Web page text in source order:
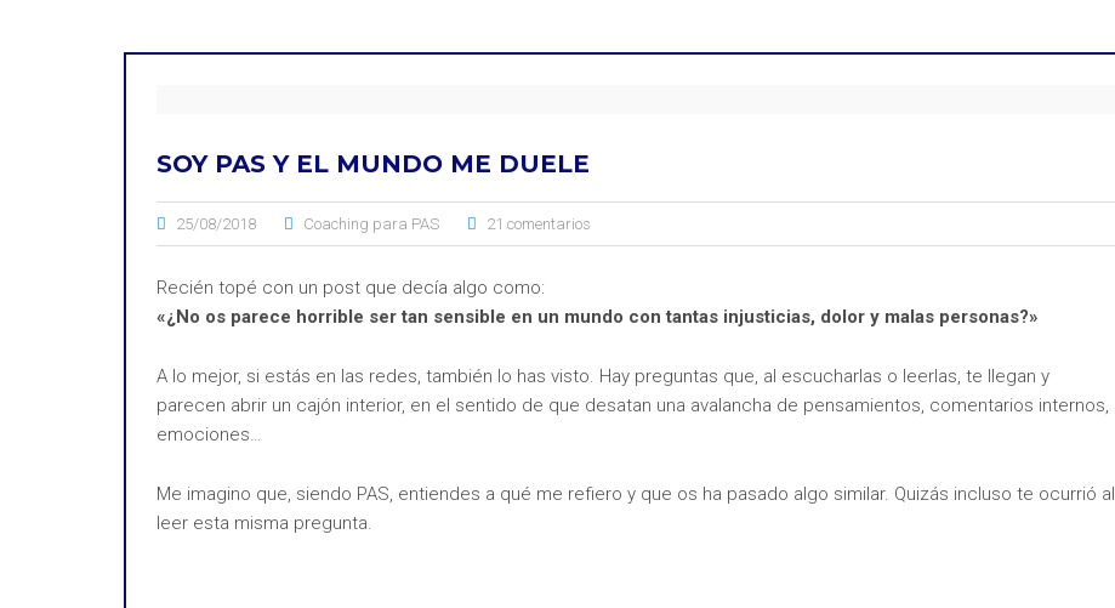
SOY PAS Y EL MUNDO ME DUELE
25/08/2018 Coaching para PAS 21 comentarios
Recién topé con un post que decía algo como:
«¿No os parece horrible ser tan sensible en un mundo con tantas injusticias, dolor y malas personas?»
A lo mejor, si estás en las redes, también lo has visto. Hay preguntas que, al escucharlas o leerlas, te llegan y
parecen abrir un cajón interior, en el sentido de que desatan una avalancha de pensamientos, comentarios internos,
emociones…
Me imagino que, siendo PAS, entiendes a qué me refiero y que os ha pasado algo similar. Quizás incluso te ocurrió al
leer esta misma pregunta.